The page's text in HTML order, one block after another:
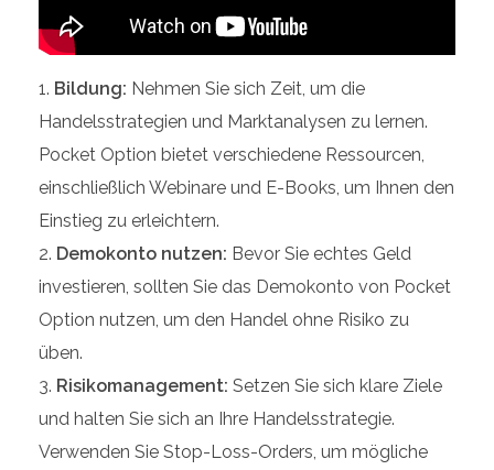
Bildung: Nehmen Sie sich Zeit, um die
Handelsstrategien und Marktanalysen zu lernen.
Pocket Option bietet verschiedene Ressourcen,
einschließlich Webinare und E-Books, um Ihnen den
Einstieg zu erleichtern.
Demokonto nutzen: Bevor Sie echtes Geld
investieren, sollten Sie das Demokonto von Pocket
Option nutzen, um den Handel ohne Risiko zu
üben.
Risikomanagement: Setzen Sie sich klare Ziele
und halten Sie sich an Ihre Handelsstrategie.
Verwenden Sie Stop-Loss-Orders, um mögliche